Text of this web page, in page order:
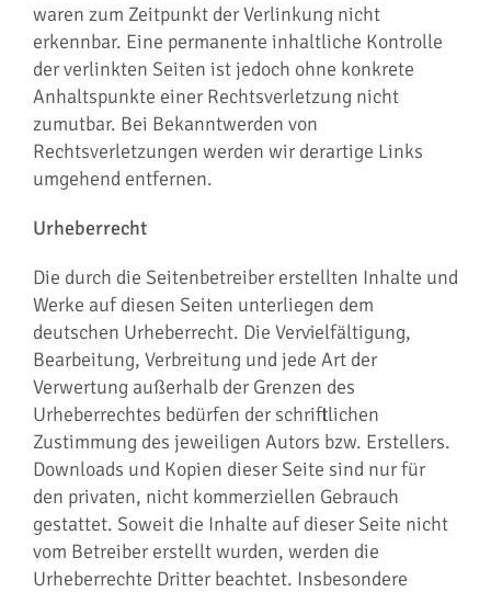
waren zum Zeitpunkt der Verlinkung nicht
erkennbar. Eine permanente inhaltliche Kontrolle
der verlinkten Seiten ist jedoch ohne konkrete
Anhaltspunkte einer Rechtsverletzung nicht
zumutbar. Bei Bekanntwerden von
Rechtsverletzungen werden wir derartige Links
umgehend entfernen.
Urheberrecht
Die durch die Seitenbetreiber erstellten Inhalte und
Werke auf diesen Seiten unterliegen dem
deutschen Urheberrecht. Die Vervielfältigung,
Bearbeitung, Verbreitung und jede Art der
Verwertung außerhalb der Grenzen des
Urheberrechtes bedürfen der schriftlichen
Zustimmung des jeweiligen Autors bzw. Erstellers.
Downloads und Kopien dieser Seite sind nur für
den privaten, nicht kommerziellen Gebrauch
gestattet. Soweit die Inhalte auf dieser Seite nicht
vom Betreiber erstellt wurden, werden die
Urheberrechte Dritter beachtet. Insbesondere